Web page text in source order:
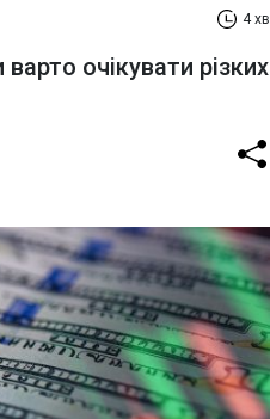
4 хв
очікувати різких